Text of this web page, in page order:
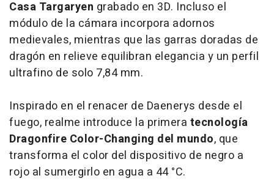
Casa Targaryen grabado en 3D. Incluso el
módulo de la cámara incorpora adornos
medievales, mientras que las garras doradas de
dragón en relieve equilibran elegancia y un perfil
ultrafino de solo 7,84 mm.
Inspirado en el renacer de Daenerys desde el
fuego, realme introduce la primera tecnología
Dragonfire Color-Changing del mundo, que
transforma el color del dispositivo de negro a
rojo al sumergirlo en agua a 44 °C.